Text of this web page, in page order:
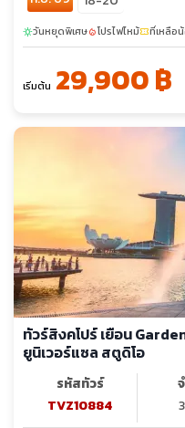
sunnyวันหยุดพิเศษlocal_fire_departmentโปรไฟไหม้confirmation_numberที่เหลือ
เริ่มต้น 29,900 ฿
ทัวร์สิงคโปร์ เยือน Gardens by the Bay เมอร์ไลอ้อนพาร์ค
ยูนิเวอร์แซล สตูดิโอ
รหัสทัวร์
TVZ10884